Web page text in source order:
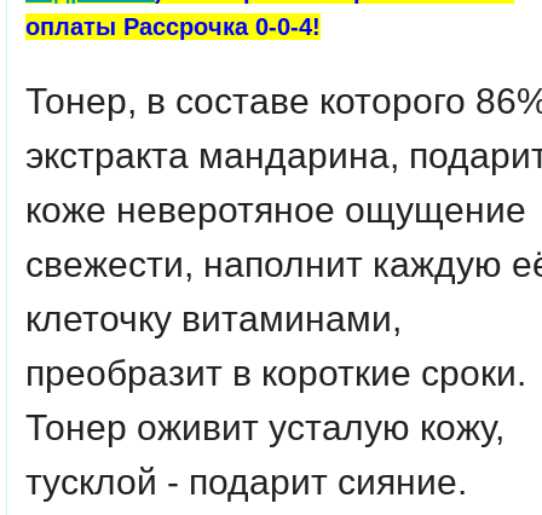
оплаты Рассрочка 0-0-4!
Тонер, в составе которого
экстракта мандарина,
коже неверотяное ощущение
свежести, наполнит каждую
клеточку витаминами,
преобразит в короткие сроки.
Тонер оживит усталую кожу,
тусклой - подарит сияние.